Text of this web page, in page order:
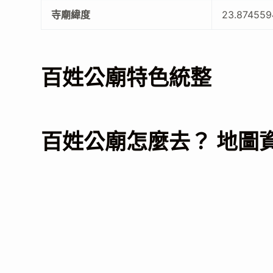
寺廟緯度
百姓公廟特色統整
百姓公廟怎麼去？ 地圖